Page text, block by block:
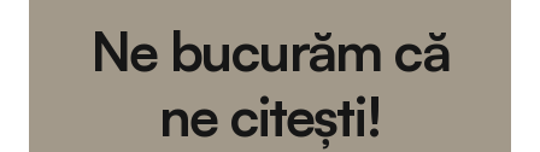
Ne bucurăm că
ne citești!